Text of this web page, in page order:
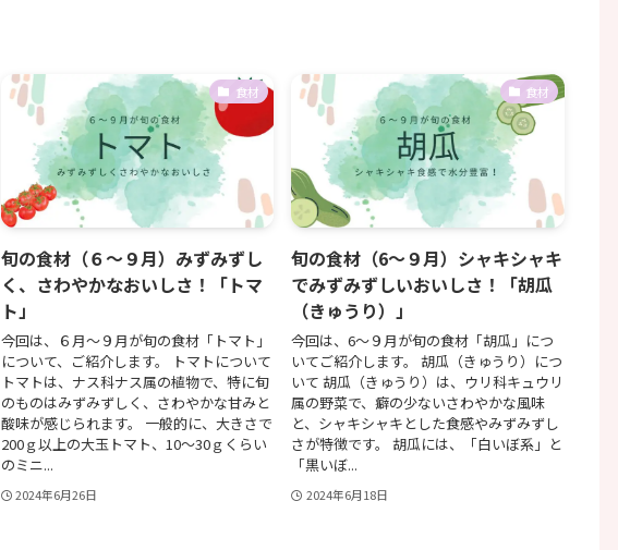
食材
旬の食材（６～９月）みずみずし
く、さわやかなおいしさ！「トマ
ト」
今回は、６月～９月が旬の食材「トマト」
について、ご紹介します。 トマトについて
トマトは、ナス科ナス属の植物で、特に旬
のものはみずみずしく、さわやかな甘みと
酸味が感じられます。 一般的に、大きさで
200ｇ以上の大玉トマト、10～30ｇくらい
のミニ...
2024年6月26日
食材
旬の食材（6～９月）シャキシャキ
でみずみずしいおいしさ！「胡瓜
（きゅうり）」
今回は、6～９月が旬の食材「胡瓜」につ
いてご紹介します。 胡瓜（きゅうり）につ
いて 胡瓜（きゅうり）は、ウリ科キュウリ
属の野菜で、癖の少ないさわやかな風味
と、シャキシャキとした食感やみずみずし
さが特徴です。 胡瓜には、「白いぼ系」と
「黒いぼ...
2024年6月18日